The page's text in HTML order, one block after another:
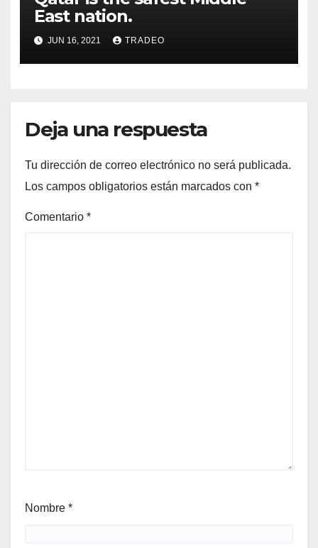
East nation.
JUN 16, 2021 TRADEO
Deja una respuesta
Tu dirección de correo electrónico no será publicada.
Los campos obligatorios están marcados con *
Comentario *
Nombre *